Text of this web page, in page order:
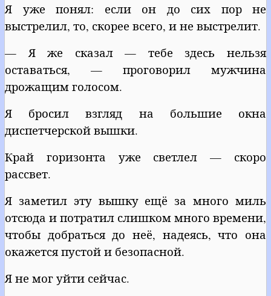
Я уже понял: если он до сих пор не
выстрелил, то, скорее всего, и не выстрелит.
— Я же сказал — тебе здесь нельзя
оставаться, — проговорил мужчина
дрожащим голосом.
Я бросил взгляд на большие окна
диспетчерской вышки.
Край горизонта уже светлел — скоро
рассвет.
Я заметил эту вышку ещё за много миль
отсюда и потратил слишком много времени,
чтобы добраться до неё, надеясь, что она
окажется пустой и безопасной.
Я не мог уйти сейчас.